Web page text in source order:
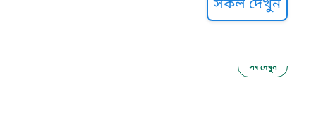
সকল দেখুন
সব দেখুন